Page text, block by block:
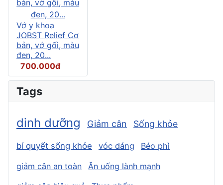
Vớ y khoa
JOBST Relief Cơ
bản, vớ gối, màu
đen, 20...
700.000đ
Tags
dinh dưỡng Giảm cân Sống khỏe
bí quyết sống khỏe vóc dáng Béo phì
giảm cân an toàn
Ăn uống lành mạnh